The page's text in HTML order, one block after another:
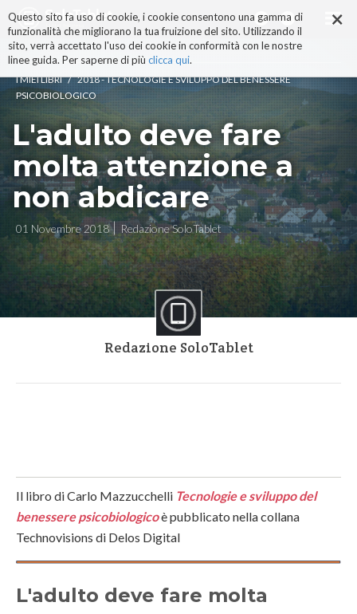
×
Questo sito fa uso di cookie, i cookie consentono una gamma di
funzionalità che migliorano la tua fruizione del sito. Utilizzando il
sito, verrà accettato l'uso dei cookie in conformità con le nostre
linee guida. Per saperne di più clicca qui.
ai
contenuti.
|
alla
navigazione
I MIEI LIBRI / 2018 - TECNOLOGIE E SVILUPPO DEL BENESSERE
PSICOBIOLOGICO
L'adulto deve fare
molta attenzione a
non abdicare
01 Novembre 2018 Redazione SoloTablet
Redazione SoloTablet
Il libro di Carlo Mazzucchelli Tecnologie e sviluppo del
benessere psicobiologicoè pubblicato nella collana
Technovisions di Delos Digital
L'adulto deve fare molta